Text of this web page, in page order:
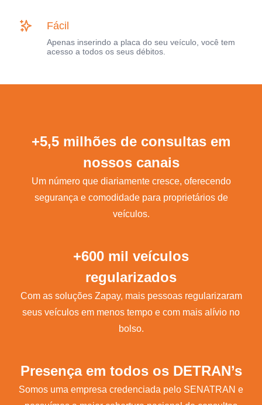
Fácil
Apenas inserindo a placa do seu veículo, você tem
acesso a todos os seus débitos.
+5,5 milhões de consultas em
nossos canais
Um número que diariamente cresce, oferecendo
segurança e comodidade para proprietários de
veículos.
+600 mil veículos
regularizados
Com as soluções Zapay, mais pessoas regularizaram
seus veículos em menos tempo e com mais alívio no
bolso.
Presença em todos os DETRAN’s
Somos uma empresa credenciada pelo SENATRAN e